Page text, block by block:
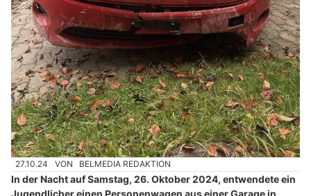
27.10.24 VON BELMEDIA REDAKTION
In der Nacht auf Samstag, 26. Oktober 2024, entwendete ein
Jugendlicher einen Personenwagen aus einer Garage in